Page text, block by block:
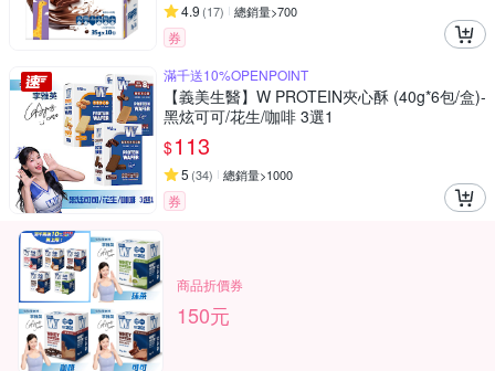
4.9 (17) 總銷量>700
券
滿千送10%OPENPOINT
【義美生醫】W PROTEIN夾心酥 (40g*6包/盒)-
黑炫可可/花生/咖啡 3選1
$113
5 (34) 總銷量>1000
券
商品折價券
150元